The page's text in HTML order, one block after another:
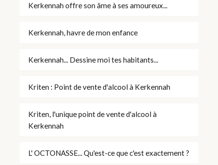
Kerkennah offre son âme à ses amoureux...
Kerkennah, havre de mon enfance
Kerkennah... Dessine moi tes habitants...
Kriten : Point de vente d'alcool à Kerkennah
Kriten, l'unique point de vente d'alcool à
Kerkennah
L' OCTONASSE... Qu'est-ce que c'est exactement ?